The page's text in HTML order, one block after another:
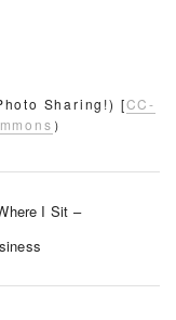
Sharing!) [CC-
）
I Sit –